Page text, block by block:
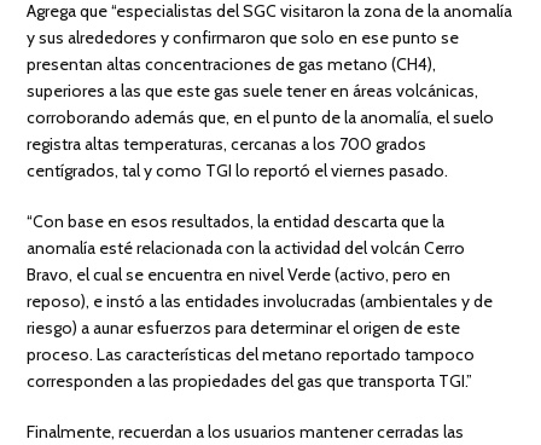
Agrega que “especialistas del SGC visitaron la zona de la anomalía
y sus alrededores y confirmaron que solo en ese punto se
presentan altas concentraciones de gas metano (CH4),
superiores a las que este gas suele tener en áreas volcánicas,
corroborando además que, en el punto de la anomalía, el suelo
registra altas temperaturas, cercanas a los 700 grados
centígrados, tal y como TGI lo reportó el viernes pasado.
“Con base en esos resultados, la entidad descarta que la
anomalía esté relacionada con la actividad del volcán Cerro
Bravo, el cual se encuentra en nivel Verde (activo, pero en
reposo), e instó a las entidades involucradas (ambientales y de
riesgo) a aunar esfuerzos para determinar el origen de este
proceso. Las características del metano reportado tampoco
corresponden a las propiedades del gas que transporta TGI.”
Finalmente, recuerdan a los usuarios mantener cerradas las